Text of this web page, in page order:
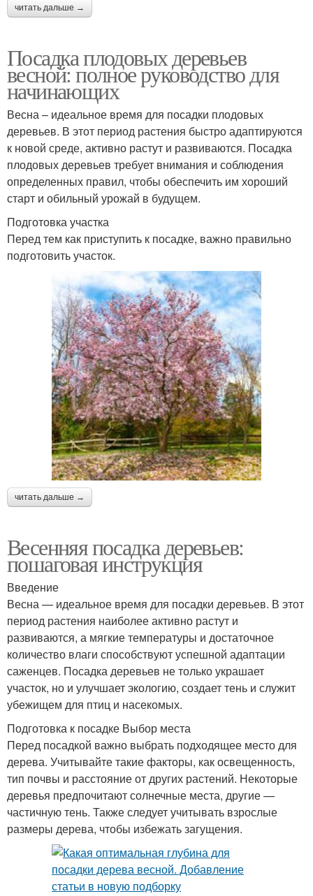
читать дальше →
Посадка плодовых деревьев
весной: полное руководство для
начинающих
Весна – идеальное время для посадки плодовых
деревьев. В этот период растения быстро адаптируются
к новой среде, активно растут и развиваются. Посадка
плодовых деревьев требует внимания и соблюдения
определенных правил, чтобы обеспечить им хороший
старт и обильный урожай в будущем.
Подготовка участка
Перед тем как приступить к посадке, важно правильно
подготовить участок.
читать дальше →
Весенняя посадка деревьев:
пошаговая инструкция
Введение
Весна — идеальное время для посадки деревьев. В этот
период растения наиболее активно растут и
развиваются, а мягкие температуры и достаточное
количество влаги способствуют успешной адаптации
саженцев. Посадка деревьев не только украшает
участок, но и улучшает экологию, создает тень и служит
убежищем для птиц и насекомых.
Подготовка к посадке Выбор места
Перед посадкой важно выбрать подходящее место для
дерева. Учитывайте такие факторы, как освещенность,
тип почвы и расстояние от других растений. Некоторые
деревья предпочитают солнечные места, другие —
частичную тень. Также следует учитывать взрослые
размеры дерева, чтобы избежать загущения.